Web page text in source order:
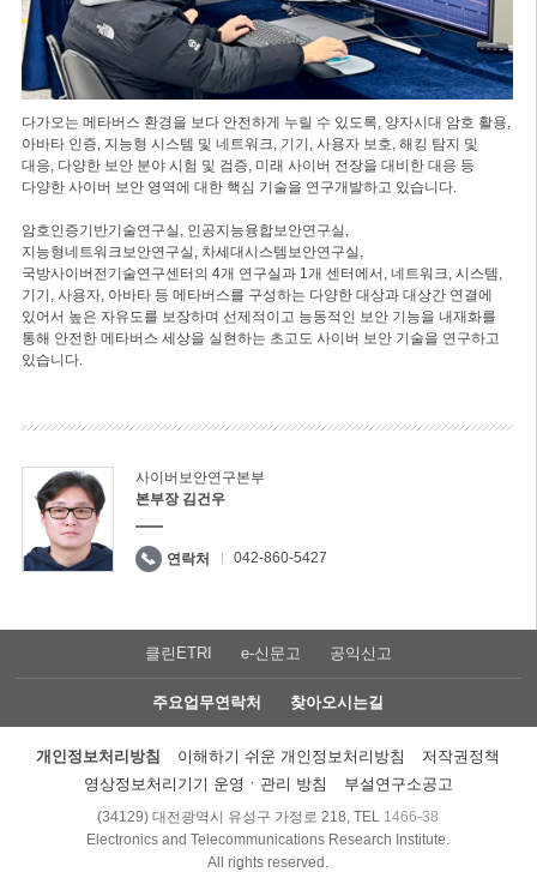
다가오는 메타버스 환경을 보다 안전하게 누릴 수 있도록, 양자시대 암호 활용,
아바타 인증, 지능형 시스템 및 네트워크, 기기, 사용자 보호, 해킹 탐지 및
대응, 다양한 보안 분야 시험 및 검증, 미래 사이버 전장을 대비한 대응 등
다양한 사이버 보안 영역에 대한 핵심 기술을 연구개발하고 있습니다.
암호인증기반기술연구실, 인공지능융합보안연구실,
지능형네트워크보안연구실, 차세대시스템보안연구실,
국방사이버전기술연구센터의 4개 연구실과 1개 센터에서, 네트워크, 시스템,
기기, 사용자, 아바타 등 메타버스를 구성하는 다양한 대상과 대상간 연결에
있어서 높은 자유도를 보장하며 선제적이고 능동적인 보안 기능을 내재화를
통해 안전한 메타버스 세상을 실현하는 초고도 사이버 보안 기술을 연구하고
있습니다.
사이버보안연구본부
본부장 김건우
연락처 042-860-5427
클린ETRI e-신문고 공익신고
주요업무연락처 찾아오시는길
개인정보처리방침 이해하기 쉬운 개인정보처리방침
저작권정책
영상정보처리기기 운영ㆍ관리 방침
부설연구소공고
(34129) 대전광역시 유성구 가정로 218, TEL 1466-38
Electronics and Telecommunications Research Institute.
All rights reserved.